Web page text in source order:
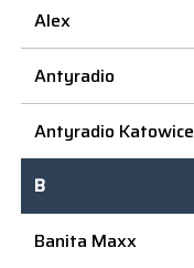
Alex
Antyradio
Antyradio Katowice
B
Banita Maxx